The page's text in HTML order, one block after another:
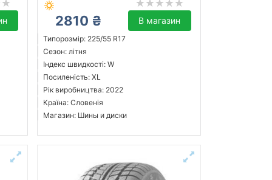
2810 ₴ В магазин
Типорозмір: 225/55 R17
Сезон: літня
Індекс швидкості: W
Посиленість: XL
Рік виробництва: 2022
Країна: Словенія
Магазин: Шины и диски